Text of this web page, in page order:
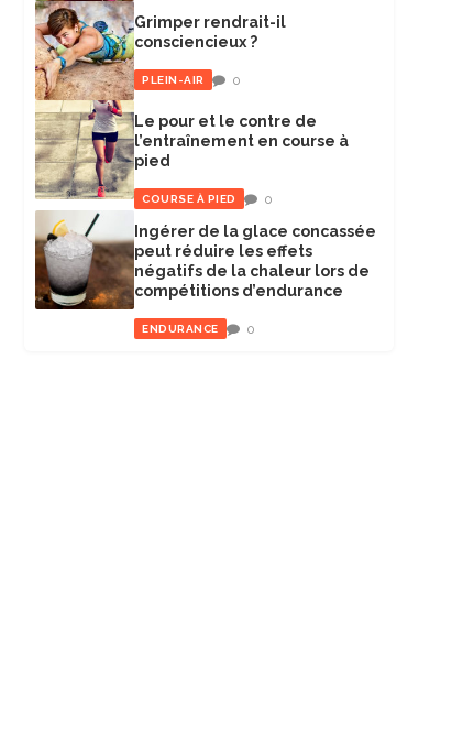
Grimper rendrait-il
consciencieux ?
PLEIN-AIR 0
Le pour et le contre de
l’entraînement en course à
pied
COURSE À PIED 0
Ingérer de la glace concassée
peut réduire les effets
négatifs de la chaleur lors de
compétitions d’endurance
ENDURANCE 0